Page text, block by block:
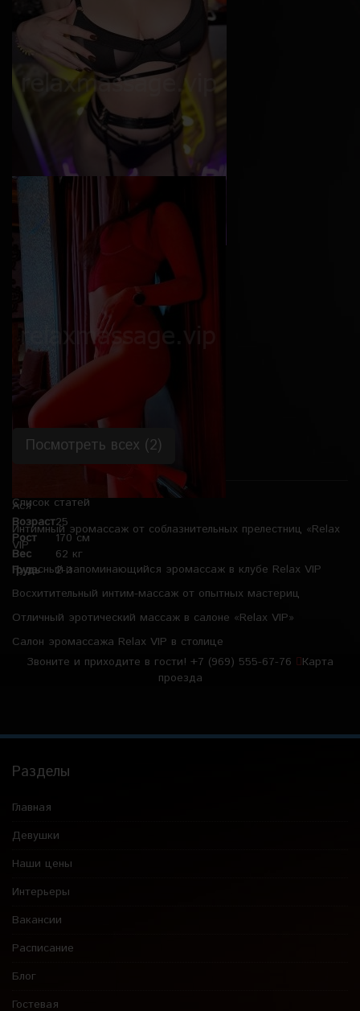
Ася
Возраст25
Рост
170 см
Вес
62 кг
Грудь
2-й
Посмотреть всех (2)
Список статей
Интимный эромассаж от соблазнительных прелестниц «Relax
VIP
Чудесный запоминающийся эромассаж в клубе Relax VIP
Восхитительный интим-массаж от опытных мастериц
Отличный эротический массаж в салоне «Relax VIP»
Салон эромассажа Relax VIP в столице
Звоните и приходите в гости! +7 (969) 555-67-76
Карта
проезда
Разделы
Главная
Девушки
Наши цены
Интерьеры
Вакансии
Расписание
Блог
Гостевая